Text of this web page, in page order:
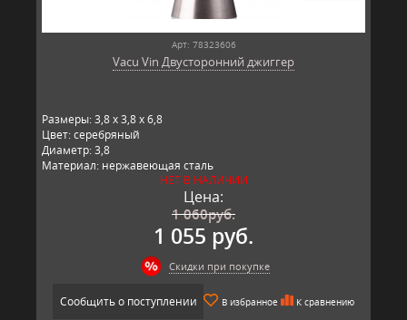
Арт: 78323606
Vacu Vin Двусторонний джиггер
Размеры: 3,8 x 3,8 x 6,8
Цвет: серебряный
Диаметр: 3,8
Материал: нержавеющая сталь
Производитель: Vacu Vin, Китай
НЕТ В НАЛИЧИИ
Цена:
1 060руб.
1 055 руб.
Скидки при покупке
Сообщить о поступлении В избранное К сравнению